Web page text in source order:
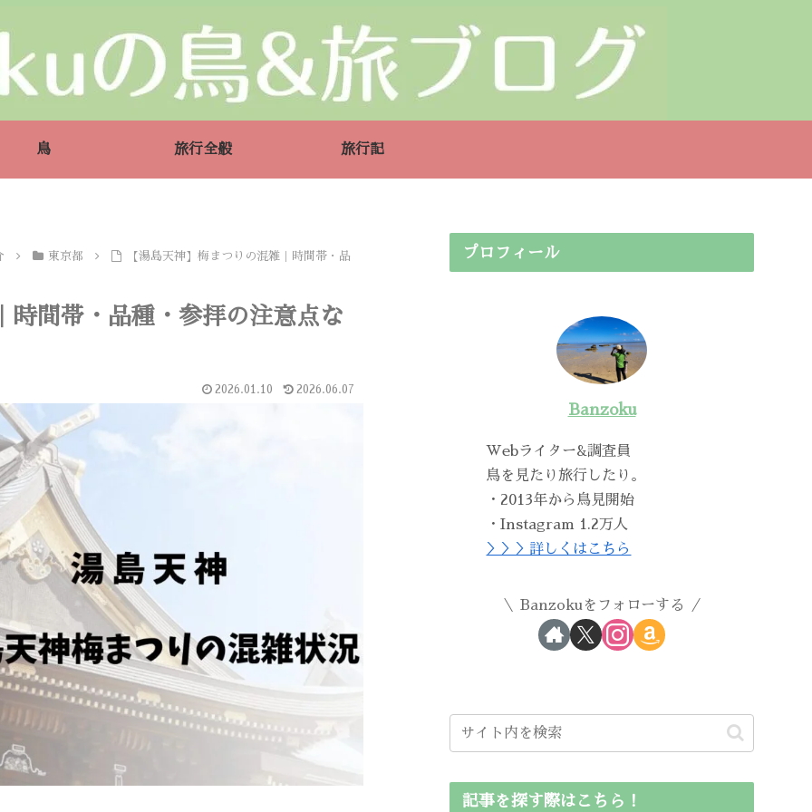
鳥 旅行全般 旅行記
東京都 【湯島天神】梅まつりの混雑｜時間帯・品
時間帯・品種・参拝の注意点な
2026.01.10 2026.06.07
プロフィール
Banzoku
Webライター&調査員
鳥を見たり旅行したり。
・2013年から鳥見開始
・Instagram 1.2万人
＞＞＞詳しくはこちら
Banzokuをフォローする
記事を探す際はこちら！